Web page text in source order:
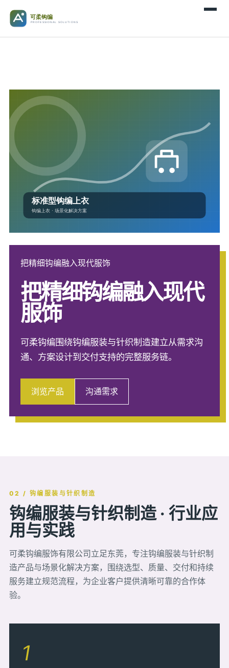
把精细钩编融入现代服饰
把精细钩编融入现代
服饰
可柔钩编围绕钩编服装与针织制造建立从需求沟
通、方案设计到交付支持的完整服务链。
浏览产品 沟通需求
02 / 钩编服装与针织制造
钩编服装与针织制造 · 行业应
用与实践
可柔钩编服饰有限公司立足东莞，专注钩编服装与针织制
造产品与场景化解决方案，围绕选型、质量、交付和持续
服务建立规范流程，为企业客户提供清晰可靠的合作体
验。
1